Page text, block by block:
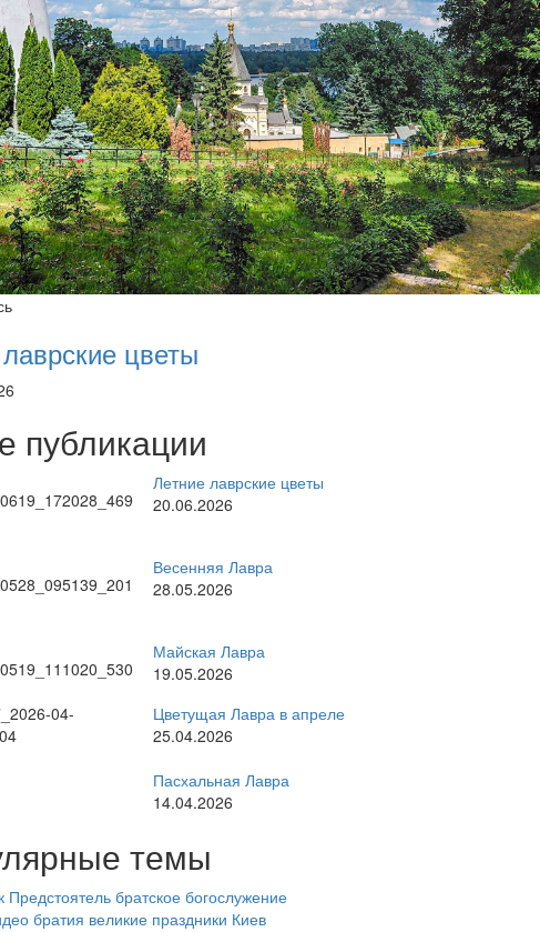
цветы
публикации
Летние лаврские цветы
20.06.2026
Весенняя Лавра
28.05.2026
Майская Лавра
19.05.2026
Цветущая Лавра в апреле
25.04.2026
Пасхальная Лавра
14.04.2026
темы
Предстоятель братское богослужение
братия великие праздники Киев